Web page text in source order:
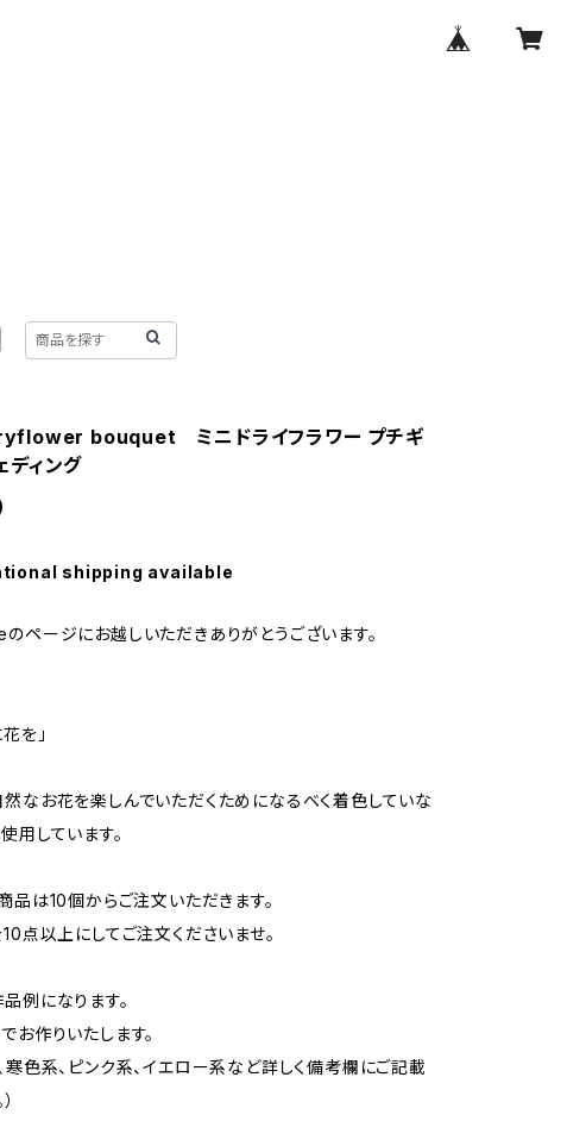
bouquet ミニドライフラワー プチギ
ディング
shipping available
ページにお越しいただきありがとうございます。
花を」
なお花を楽しんでいただくためになるべく着色していな
用しています。
品は10個からご注文いただきます。
点以上にしてご注文くださいませ。
例になります。
お作りいたします。
寒色系、ピンク系、イエロー系など詳しく備考欄にご記載